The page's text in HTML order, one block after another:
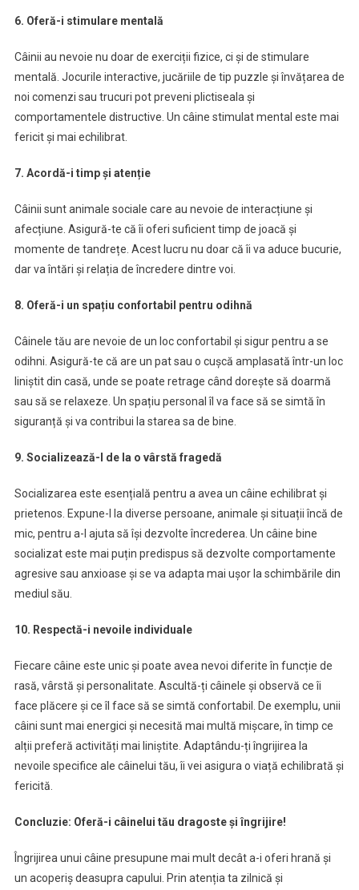
6. Oferă-i stimulare mentală
Câinii au nevoie nu doar de exerciții fizice, ci și de stimulare
mentală. Jocurile interactive, jucăriile de tip puzzle și învățarea de
noi comenzi sau trucuri pot preveni plictiseala și
comportamentele distructive. Un câine stimulat mental este mai
fericit și mai echilibrat.
7. Acordă-i timp și atenție
Câinii sunt animale sociale care au nevoie de interacțiune și
afecțiune. Asigură-te că îi oferi suficient timp de joacă și
momente de tandrețe. Acest lucru nu doar că îi va aduce bucurie,
dar va întări și relația de încredere dintre voi.
8. Oferă-i un spațiu confortabil pentru odihnă
Câinele tău are nevoie de un loc confortabil și sigur pentru a se
odihni. Asigură-te că are un pat sau o cușcă amplasată într-un loc
liniștit din casă, unde se poate retrage când dorește să doarmă
sau să se relaxeze. Un spațiu personal îl va face să se simtă în
siguranță și va contribui la starea sa de bine.
9. Socializează-l de la o vârstă fragedă
Socializarea este esențială pentru a avea un câine echilibrat și
prietenos. Expune-l la diverse persoane, animale și situații încă de
mic, pentru a-l ajuta să își dezvolte încrederea. Un câine bine
socializat este mai puțin predispus să dezvolte comportamente
agresive sau anxioase și se va adapta mai ușor la schimbările din
mediul său.
10. Respectă-i nevoile individuale
Fiecare câine este unic și poate avea nevoi diferite în funcție de
rasă, vârstă și personalitate. Ascultă-ți câinele și observă ce îi
face plăcere și ce îl face să se simtă confortabil. De exemplu, unii
câini sunt mai energici și necesită mai multă mișcare, în timp ce
alții preferă activități mai liniștite. Adaptându-ți îngrijirea la
nevoile specifice ale câinelui tău, îi vei asigura o viață echilibrată și
fericită.
Concluzie: Oferă-i câinelui tău dragoste și îngrijire!
Îngrijirea unui câine presupune mai mult decât a-i oferi hrană și
un acoperiș deasupra capului. Prin atenția ta zilnică și